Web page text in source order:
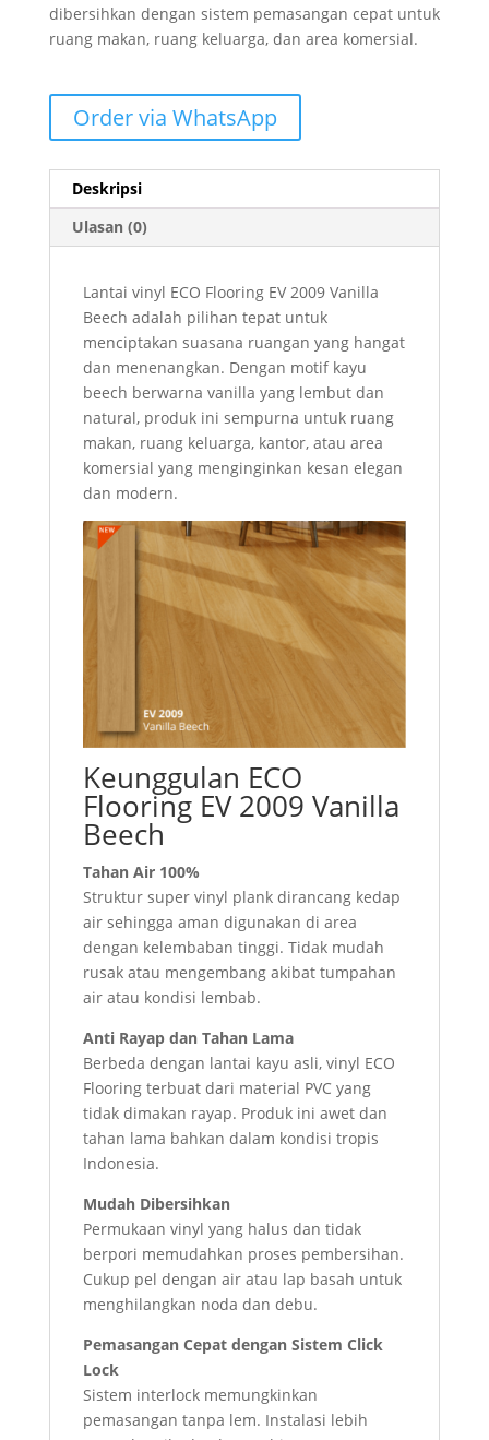
dibersihkan dengan sistem pemasangan cepat untuk
ruang makan, ruang keluarga, dan area komersial.
Order via WhatsApp
Deskripsi
Ulasan (0)
Lantai vinyl ECO Flooring EV 2009 Vanilla
Beech adalah pilihan tepat untuk
menciptakan suasana ruangan yang hangat
dan menenangkan. Dengan motif kayu
beech berwarna vanilla yang lembut dan
natural, produk ini sempurna untuk ruang
makan, ruang keluarga, kantor, atau area
komersial yang menginginkan kesan elegan
dan modern.
Keunggulan ECO
Flooring EV 2009 Vanilla
Beech
Tahan Air 100%
Struktur super vinyl plank dirancang kedap
air sehingga aman digunakan di area
dengan kelembaban tinggi. Tidak mudah
rusak atau mengembang akibat tumpahan
air atau kondisi lembab.
Anti Rayap dan Tahan Lama
Berbeda dengan lantai kayu asli, vinyl ECO
Flooring terbuat dari material PVC yang
tidak dimakan rayap. Produk ini awet dan
tahan lama bahkan dalam kondisi tropis
Indonesia.
Mudah Dibersihkan
Permukaan vinyl yang halus dan tidak
berpori memudahkan proses pembersihan.
Cukup pel dengan air atau lap basah untuk
menghilangkan noda dan debu.
Pemasangan Cepat dengan Sistem Click
Lock
Sistem interlock memungkinkan
pemasangan tanpa lem. Instalasi lebih